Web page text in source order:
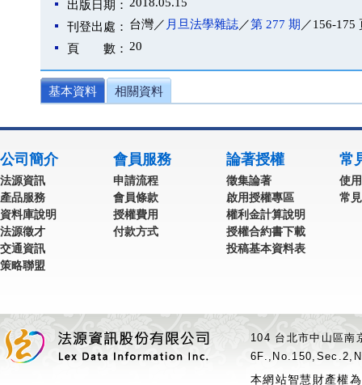
出版日期：
刊登出處： 台灣／ 月旦法學雜誌／第 277 期 ／156-175
頁 數： 20
基本資料 相關資料
公司簡介
法源資訊
產品服務
資料庫說明
法源徵才
交通資訊
策略聯盟
會員服務
申請流程
會員條款
授權費用
付款方式
論著授權
徵集論著
啟用授權專區
權利金計算說明
授權合約書下載
投稿基本資料表
常
使
常
104 台北市中山區
本網站智慧財產權